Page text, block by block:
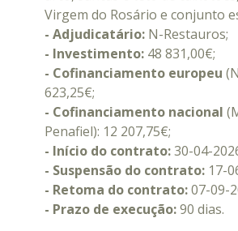
Virgem do Rosário e conjunto
- Adjudicatário: N-Restauros;
- Investimento: 48 831,00€;
- Cofinanciamento europeu
623,25€;
- Cofinanciamento nacional
Penafiel): 12 207,75€;
- Início do contrato:30-04-
- Suspensão do contrato: 17-
- Retoma do contrato:07-09-
- Prazo de execução:90 dias.